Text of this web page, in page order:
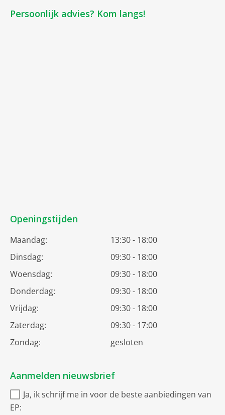
Persoonlijk advies? Kom langs!
Openingstijden
Maandag:
13:30 - 18:00
Dinsdag:
09:30 - 18:00
Woensdag:
09:30 - 18:00
Donderdag:
09:30 - 18:00
Vrijdag:
09:30 - 18:00
Zaterdag:
09:30 - 17:00
Zondag:
gesloten
Aanmelden nieuwsbrief
Ja, ik schrijf me in voor de beste aanbiedingen van
EP: